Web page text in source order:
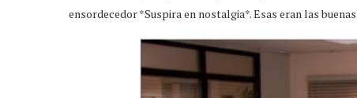
ensordecedor *Suspira en nostalgia*. Esas eran las